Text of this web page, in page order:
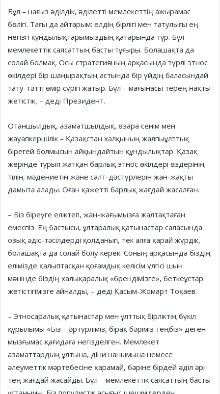
Бұл – нағыз әділдік, әділетті мемлекеттің ажырамас
бөлігі. Тағы да айтарым: елдің бірлігі мен татулығы ең
негізгі құндылықтарымыздың қатарында тұр. Бұл –
мемлекеттік саясаттың басты тұғыры. Болашақта да
солай болмақ. Осы стратегияның арқасында түрлі этнос
өкілдері бір шаңырақтың астында бір үйдің баласындай
тату-тәтті өмір сүріп жатыр. Бұл – мағынасы терең нақты
жетістік, – деді Президент.
Отаншылдық, азаматшылдық, өзара сенім мен
жауапкершілік – Қазақстан халқының жалпыұлттық
бірегей болмысын айқындайтын құндылықтар. Қазақ
жерінде тұрып жатқан барлық этнос өкілдері өздерінің
тілін, мәдениетін және салт-дәстүрлерін жан-жақты
дамыта алады. Оған қажетті барлық жағдай жасалған.
– Біз біреуге еліктеп, жан-жағымызға жалтақтаған
емеспіз. Ең бастысы, ұлтаралық қатынастар саласында
озық әдіс-тәсілдерді қолданып, тек алға қарай жүрдік,
болашақта да солай болу керек. Соның арқасында біздің
елімізде қалыптасқан қоғамдық келісім үлгісі шын
мәнінде біздің халықаралық «брендімізге», беткеұстар
жетістігімізге айналды, – деді Қасым-Жомарт Тоқаев.
– Этносаралық қатынастар мен ұлттық бірліктің бүкіл
құрылымы «Біз – әртүрліміз, бірақ бәріміз теңбіз» деген
мызғымас қағидаға негізделген. Мемлекет
азаматтардың ұлтына, діни нанымына немесе
әлеуметтік мәртебесіне қарамай, бәріне бірдей әділ әрі
тең жағдай жасайды. Бұл – мемлекеттік саясаттың басты